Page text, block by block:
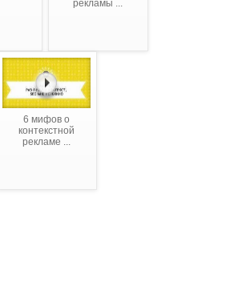
рекламы ...
6 мифов о
контекстной
рекламе ...